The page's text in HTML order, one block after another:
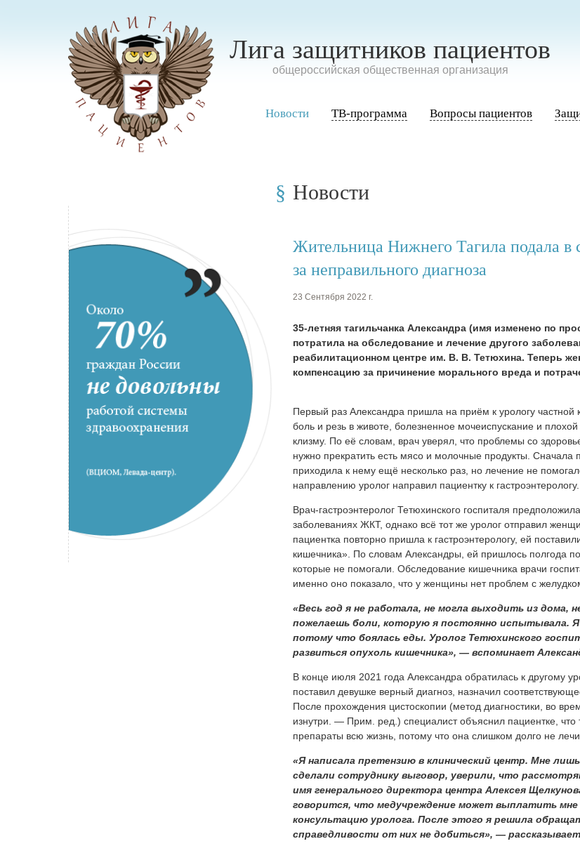
Лига защитников пациентов
oбщероссийская общественная организация
Новости ТВ-программа Вопросы пациентов
Новости
Жительница Нижнего Тагила подала в
за неправильного диагноза
23 Сентября 2022 г.
35-летняя тагильчанка Александра (имя изменено по
потратила на обследование и лечение другого
реабилитационном центре им. В. В. Тетюхина. Теперь
компенсацию за причинение морального вреда и
Первый раз Александра пришла на приём к урологу
боль и резь в животе, болезненное мочеиспускание и
клизму. По её словам, врач уверял, что проблемы со
нужно прекратить есть мясо и молочные продукты.
приходила к нему ещё несколько раз, но лечение не
направлению уролог направил пациентку к гастроэнтерологу.
Врач-гастроэнтеролог Тетюхинского госпиталя
заболеваниях ЖКТ, однако всё тот же уролог отправил
пациентка повторно пришла к гастроэнтерологу, ей
кишечника». По словам Александры, ей пришлось полгода
которые не помогали. Обследование кишечника врачи
именно оно показало, что у женщины нет проблем с
«Весь год я не работала, не могла выходить из дома,
пожелаешь боли, которую я постоянно испытывала. Я
потому что боялась еды. Уролог Тетюхинского
развиться опухоль кишечника», — вспоминает
В конце июля 2021 года Александра обратилась к другому
поставил девушке верный диагноз, назначил
После прохождения цистоскопии (метод диагностики, во
изнутри. — Прим. ред.) специалист объяснил пациентке, что
препараты всю жизнь, потому что она слишком долго не
«Я написала претензию в клинический центр. Мне
сделали сотруднику выговор, уверили, что
имя генерального директора центра Алексея
говорится, что медучреждение может выплатить мне
консультацию уролога. После этого я решила
справедливости от них не добиться», —